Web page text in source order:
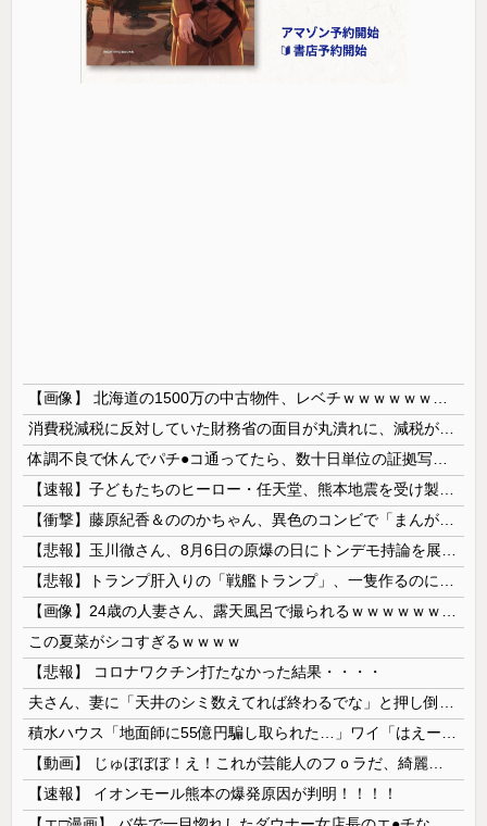
この夏菜がシコすぎるｗｗｗｗ
【悲報】 コロナワクチン打たなかった結果・・・・
【速報】 イオンモール熊本の爆発原因が判明！！！！